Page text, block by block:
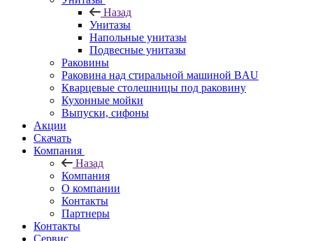
Назад
Унитазы
Напольные унитазы
Подвесные унитазы
Раковины
Раковина над стиральной машиной BAU
Кварцевые столешницы под раковину
Кухонные мойки
Выпуски, сифоны
Акции
Скачать
Компания
Назад
Компания
О компании
Контакты
Партнеры
Контакты
Сервис